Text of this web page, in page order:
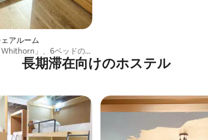
アルーム
」、6ベッドの
長期滞在向けのホステル